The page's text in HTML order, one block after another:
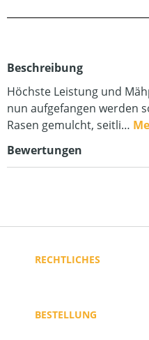
Beschreibung
Höchste Leistung und
nun aufgefangen werden
Rasen gemulcht, seitli…
Bewertungen
RECHTLICHES
BESTELLUNG